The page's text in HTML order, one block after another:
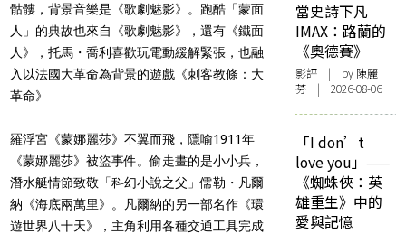
骷髏，背景音樂是《歌劇魅影》。跑酷「蒙面
人」的典故也來自《歌劇魅影》，還有《鐵面
人》，托馬・喬利喜歡玩電動緩解緊張，也融
入以法國大革命為背景的遊戲《刺客教條：大
革命》
羅浮宮《蒙娜麗莎》不翼而飛，隱喻1911年
《蒙娜麗莎》被盜事件。偷走畫的是小小兵，
潛水艇情節致敬「科幻小說之父」儒勒・凡爾
納《海底兩萬里》。凡爾納的另一部名作《環
遊世界八十天》，主角利用各種交通工具完成
當史詩下凡
IMAX：路蘭的
《奧德賽》
影評 | by 陳麗
芬 | 2026-08-06
「I don’t
love you」——
《蜘蛛俠：英
雄重生》中的
愛與記憶